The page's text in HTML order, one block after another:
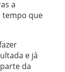
a
tempo que
e já
da